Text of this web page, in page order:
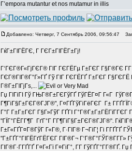
Г’empora mutantur et nos mutamur in illis
Добавлено: Четверг, 7 Сентябрь 2006, 09:56:47
ГќГ±ГІГЁГЄ, Г ГЄГ±ГІГЁГ±Гј!
Г‘ГЄГ®Г«ГјГЄГ® ГІГ ГЄГЁГµ Г±ГЄГ Г§Г®ГЄ Г­Г
ГЄГ®ГІГ®Г°Г»ГҐ Гў ГІГ ГЄГЁГҐ Г±ГЄГ Г§ГЄГЁ
Г®Г±ГІГјГѕ,...
Гџ ГІГіГІ Гў ГЊГ®Г±ГЄГўГҐ ГўГЁГ¤Г Г«Г
Г¶ГіГ§Г±ГЄГ®ГЈГ®", Г¤ГҐГўГіГёГЄГ Г±
Г°Г Г±Г±ГЄГ Г§Г»ГўГ ГҐГІ
"ГЇГ°ГЁГ­Г¶Г ГґГ°Г Г­Г¶ГіГ§Г±ГЄГ®ГЈГ®".
Г±Г«ГҐГ¤Г®ГўГ Г«Г®, Г·ГІГ® Г¬ГіГ¦ Гі
"Г±ГҐГ°ГІГЁГґГЁГЄГ ГІГ®Г¬ Г‘Г®Г°ГЎГ®Г­Г­Г»
ГІГ®Г·Г­ГҐГҐ Г¤Г«Гї Г¤ГіГ°, Г­Г ГўГҐГ°Г­Г®ГҐ.